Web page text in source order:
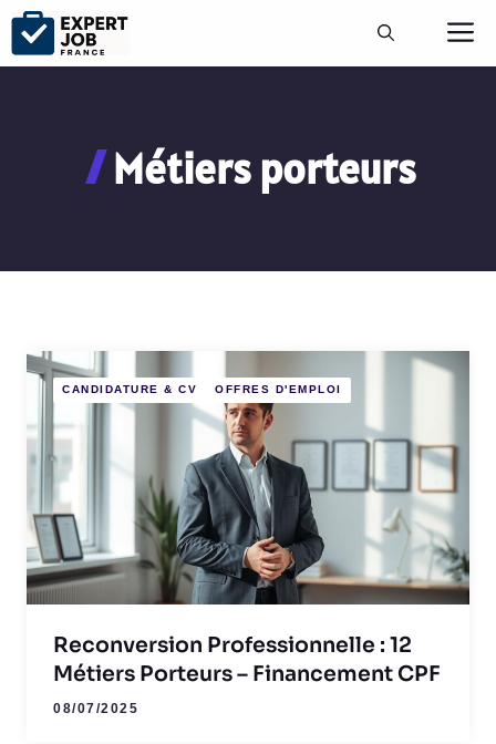
Aller
contenu
Métiers porteurs
CANDIDATURE & CV OFFRES D'EMPLOI
Reconversion Professionnelle : 12
Métiers Porteurs – Financement CPF
08/07/2025